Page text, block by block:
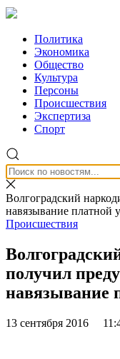
Политика
Экономика
Общество
Культура
Персоны
Происшествия
Экспертиза
Спорт
Волгоградский
навязывание платной
Происшествия
получил
навязывание
13 сентября 2016